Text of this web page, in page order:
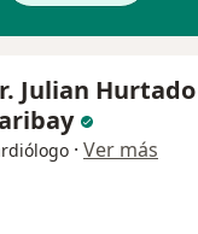
Julian Hurtado
· Ver más